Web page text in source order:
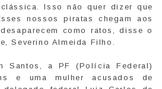
Isso não quer dizer que
nossos piratas chegam aos
como ratos, disse o
Severino Almeida Filho.
Santos, a PF (Polícia Federal)
e uma mulher acusados de